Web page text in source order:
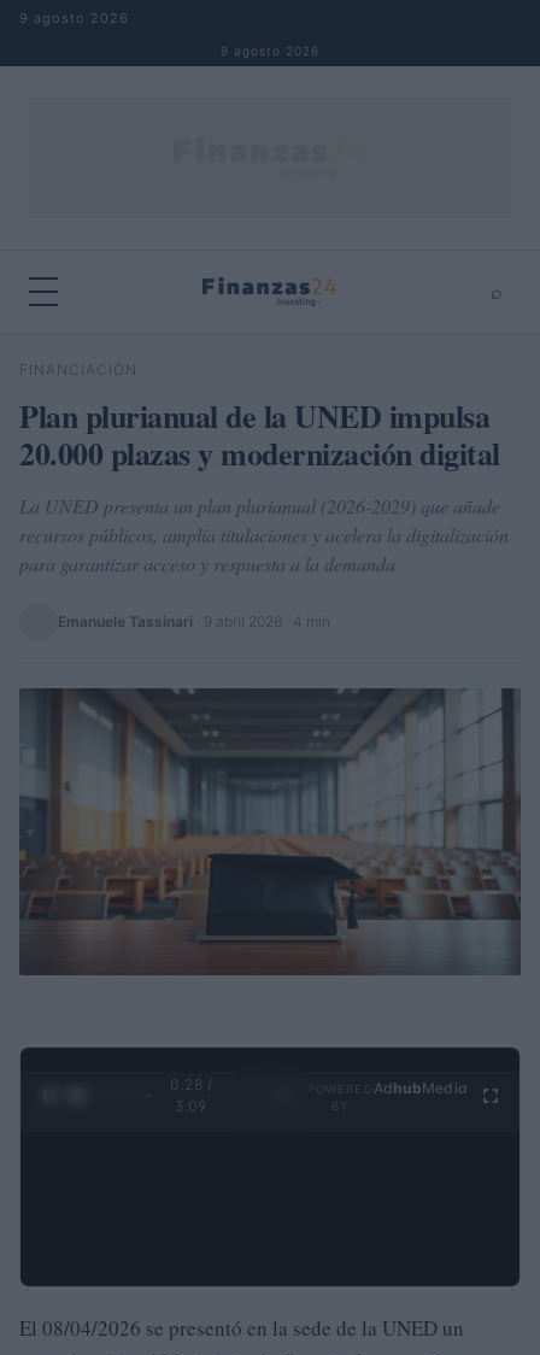
Saltar al contenido
9 agosto 2026
9 agosto 2026
⌕
Buscar
FINANCIACIÓN
Plan plurianual de la UNED impulsa
20.000 plazas y modernización digital
La UNED presenta un plan plurianual (2026-2029) que añade
recursos públicos, amplía titulaciones y acelera la digitalización
para garantizar acceso y respuesta a la demanda
Emanuele Tassinari 9 abril 2026 · 4 min
0:29 /
3:09
Ad hubMedia
El 08/04/2026 se presentó en la sede de la UNED un